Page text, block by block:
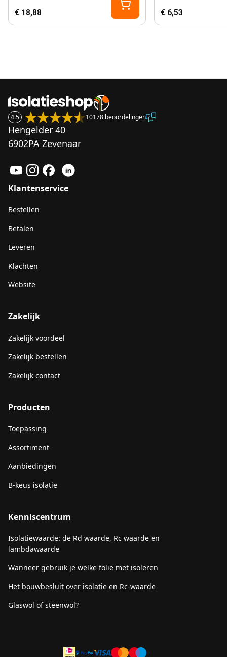
€ 18,88 € 6,53
4.5 10178 beoordelingen
Hengelder 40
6902PA Zevenaar
Klantenservice
Bestellen
Betalen
Leveren
Klachten
Website
Zakelijk
Zakelijk voordeel
Zakelijk bestellen
Zakelijk contact
Producten
Toepassing
Assortiment
Aanbiedingen
B-keus isolatie
Kenniscentrum
Isolatiewaarde: de Rd waarde, Rc waarde en
lambdawaarde
Wanneer gebruik je welke folie met isoleren
Het bouwbesluit over isolatie en Rc-waarde
Glaswol of steenwol?